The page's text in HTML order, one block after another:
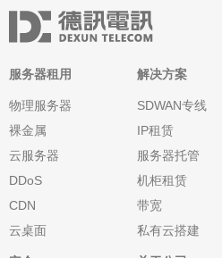
服务器租用
物理服务器
裸金属
云服务器
DDoS
CDN
云桌面
解决方案
SDWAN专线
IP租赁
服务器托管
机柜租赁
带宽
私有云搭建